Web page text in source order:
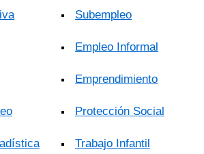
Subempleo
Empleo Informal
Emprendimiento
Protección Social
Trabajo Infantil